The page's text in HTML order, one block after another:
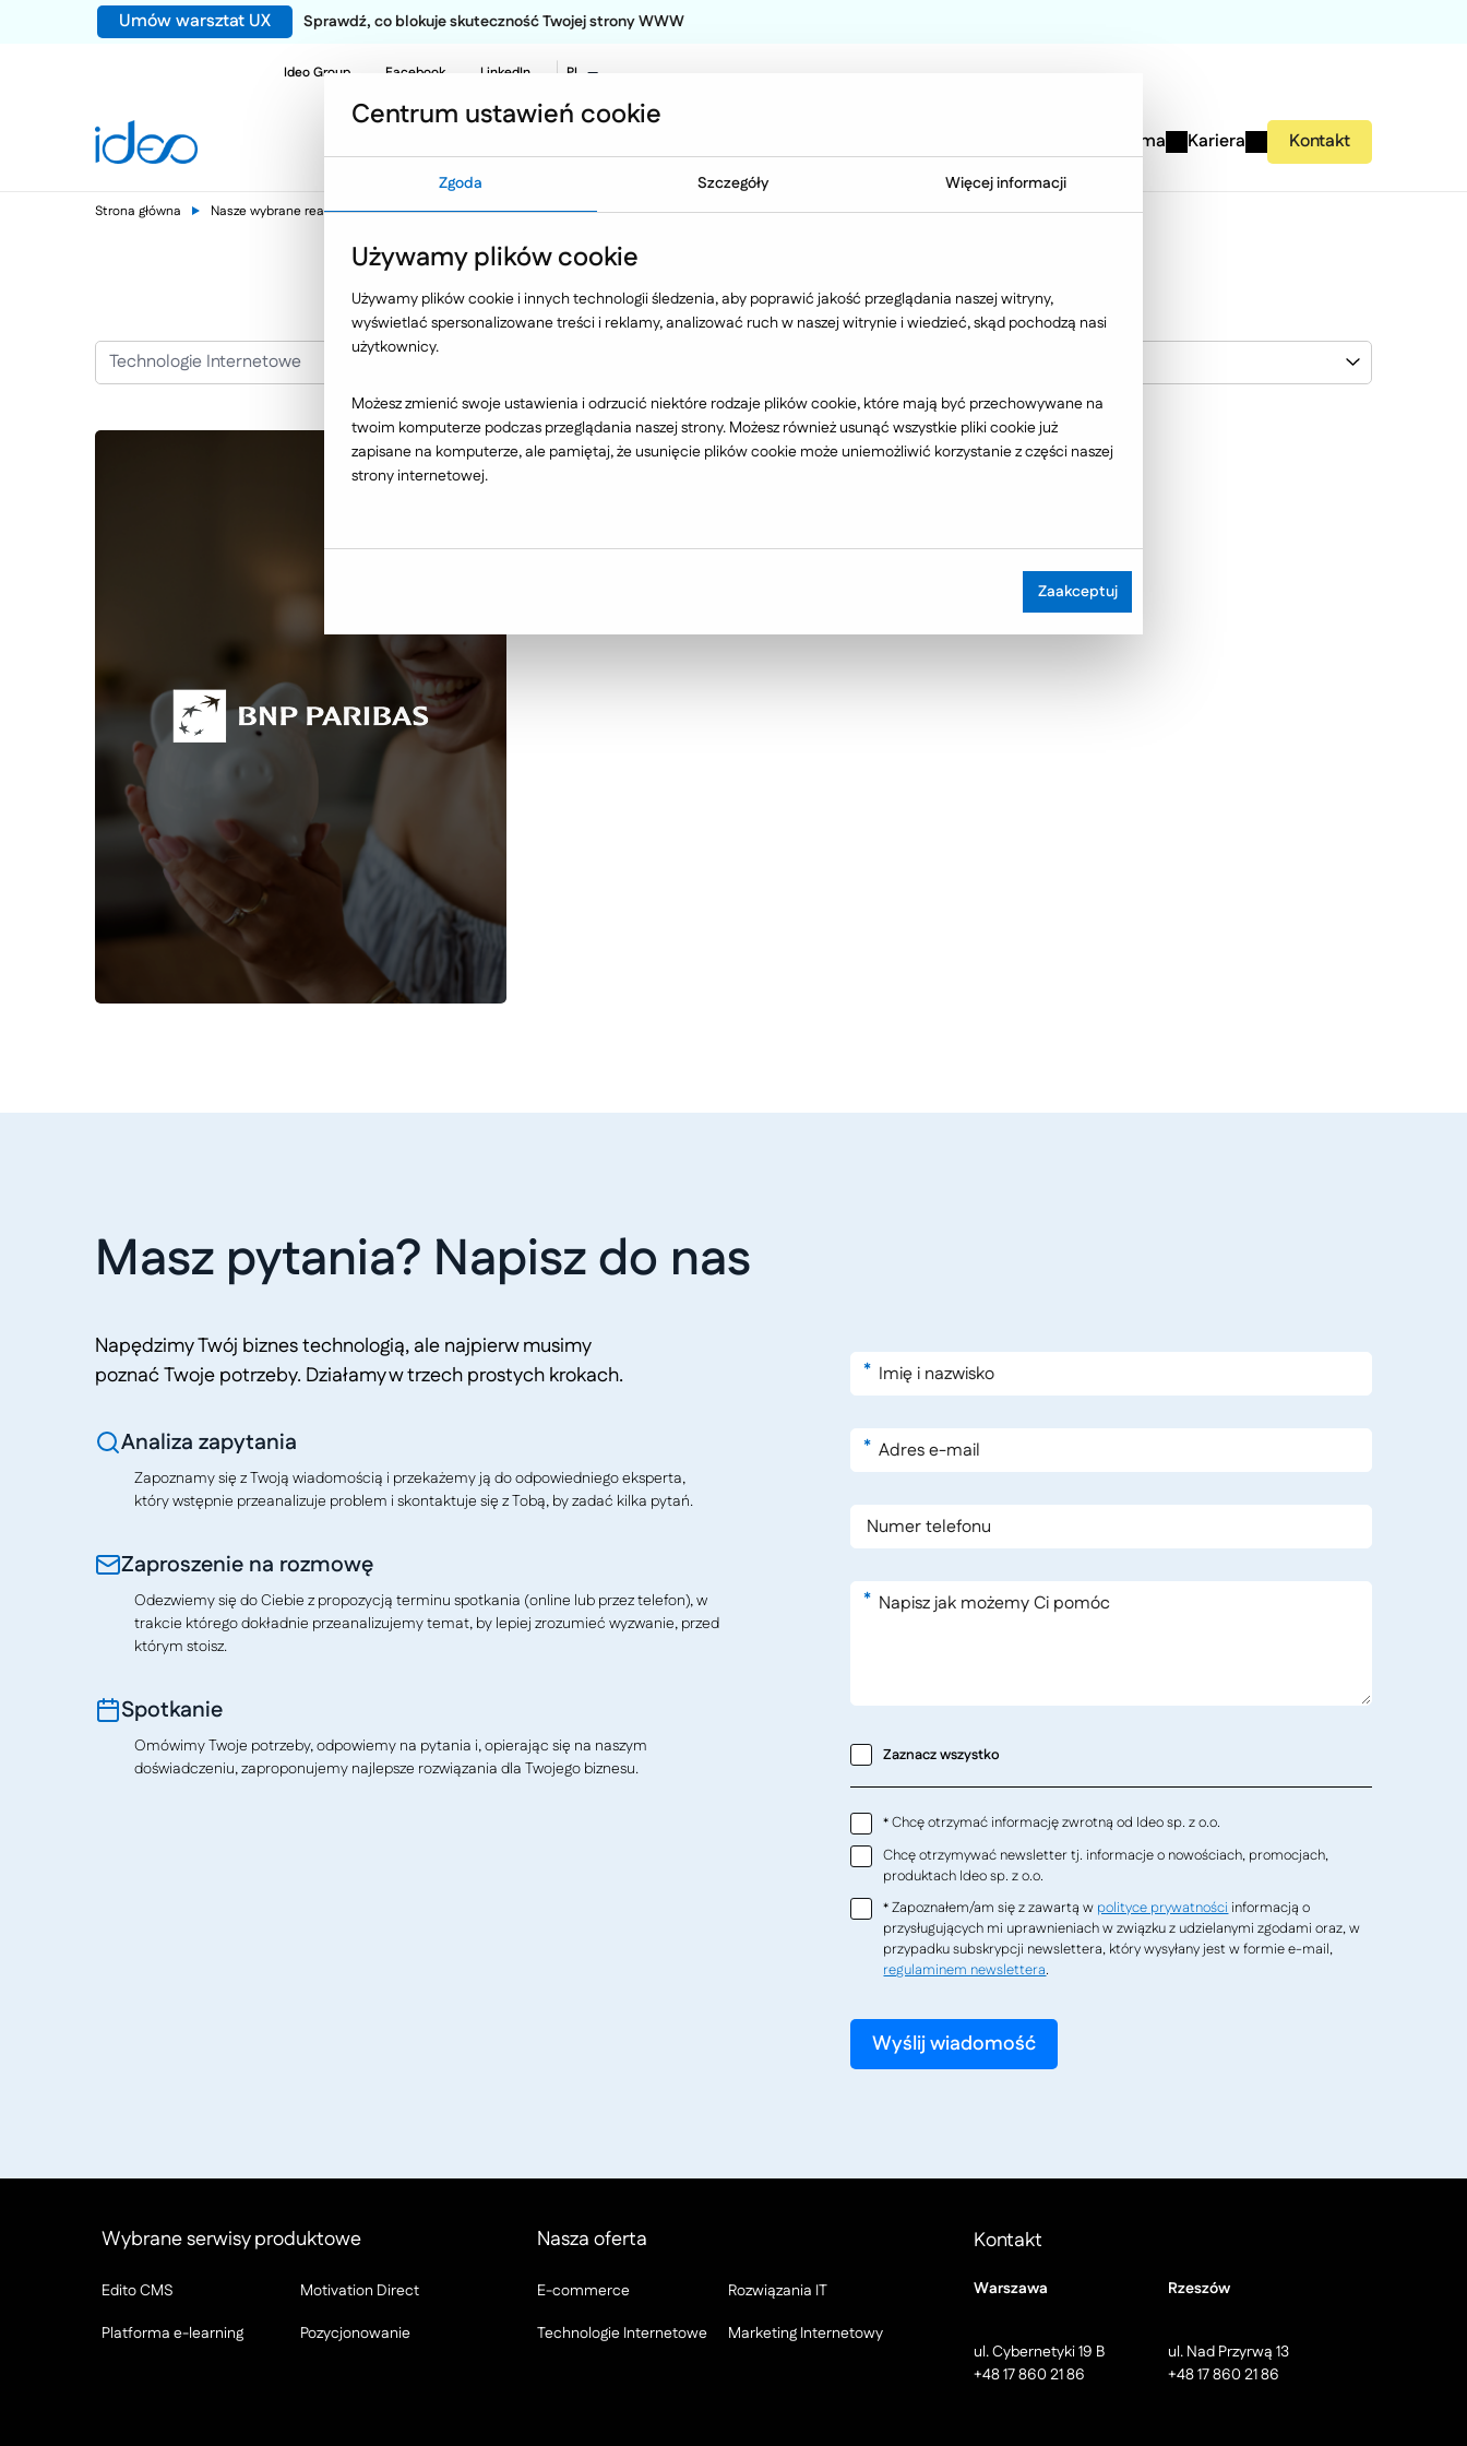
Umów warsztat UX Sprawdź, co blokuje skuteczność Twojej strony WWW
Ideo Group Facebook LinkedIn
PL
EN
NO
Firma Kariera Kontakt
Strona główna Nasze wybrane realizacje BGŻ BNP Paribas
Technologie Internetowe
Masz pytania? Napisz do nas
Napędzimy Twój biznes technologią, ale najpierw musimy
poznać Twoje potrzeby. Działamy w trzech prostych krokach.
Analiza zapytania
Zapoznamy się z Twoją wiadomością i przekażemy ją do odpowiedniego eksperta,
który wstępnie przeanalizuje problem i skontaktuje się z Tobą, by zadać kilka pytań.
Zaproszenie na rozmowę
Odezwiemy się do Ciebie z propozycją terminu spotkania (online lub przez telefon), w
trakcie którego dokładnie przeanalizujemy temat, by lepiej zrozumieć wyzwanie, przed
którym stoisz.
Spotkanie
Omówimy Twoje potrzeby, odpowiemy na pytania i, opierając się na naszym
doświadczeniu, zaproponujemy najlepsze rozwiązania dla Twojego biznesu.
*
*
*
Zaznacz wszystko
* Chcę otrzymać informację zwrotną od Ideo sp. z o.o.
Chcę otrzymywać newsletter tj. informacje o nowościach, promocjach,
produktach Ideo sp. z o.o.
* Zapoznałem/am się z zawartą w polityce prywatności informacją o
przysługujących mi uprawnieniach w związku z udzielanymi zgodami oraz, w
przypadku subskrypcji newslettera, który wysyłany jest w formie e-mail,
regulaminem newslettera.
Wybrane serwisy produktowe
Edito CMS
Motivation Direct
Platforma e-learning
Pozycjonowanie
Nasza oferta
E-commerce
Rozwiązania IT
Technologie Internetowe
Marketing Internetowy
Kontakt
Warszawa
ul. Cybernetyki 19 B
+48 17 860 21 86
Rzeszów
ul. Nad Przyrwą 13
+48 17 860 21 86
Centrum ustawień cookie
Zgoda Szczegóły Więcej informacji
Używamy plików cookie
Używamy plików cookie i innych technologii śledzenia, aby poprawić jakość przeglądania naszej witryny,
wyświetlać spersonalizowane treści i reklamy, analizować ruch w naszej witrynie i wiedzieć, skąd pochodzą nasi
użytkownicy.
Możesz zmienić swoje ustawienia i odrzucić niektóre rodzaje plików cookie, które mają być przechowywane na
twoim komputerze podczas przeglądania naszej strony. Możesz również usunąć wszystkie pliki cookie już
zapisane na komputerze, ale pamiętaj, że usunięcie plików cookie może uniemożliwić korzystanie z części naszej
strony internetowej.
Zaakceptuj